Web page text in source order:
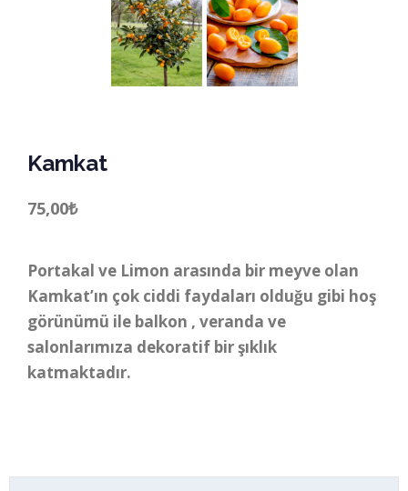
Kamkat
75,00₺
Portakal ve Limon arasında bir meyve olan
Kamkat’ın çok ciddi faydaları olduğu gibi hoş
görünümü ile balkon , veranda ve
salonlarımıza dekoratif bir şıklık
katmaktadır.